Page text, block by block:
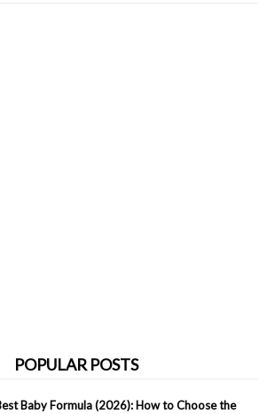
POPULAR POSTS
Baby Formula (2026): How to Choose the